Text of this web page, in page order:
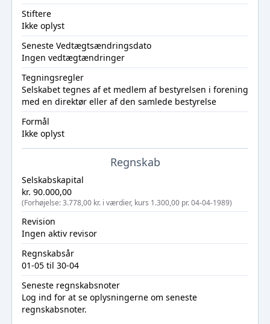
Stiftere
Ikke oplyst
Seneste Vedtægtsændringsdato
Ingen vedtægtændringer
Tegningsregler
Selskabet tegnes af et medlem af bestyrelsen i forening
med en direktør eller af den samlede bestyrelse
Formål
Ikke oplyst
Regnskab
Selskabskapital
kr. 90.000,00
(Forhøjelse: 3.778,00 kr. i værdier, kurs 1.300,00 pr. 04-04-1989)
Revision
Ingen aktiv revisor
Regnskabsår
01-05 til 30-04
Seneste regnskabsnoter
Log ind for at se oplysningerne om seneste
regnskabsnoter.